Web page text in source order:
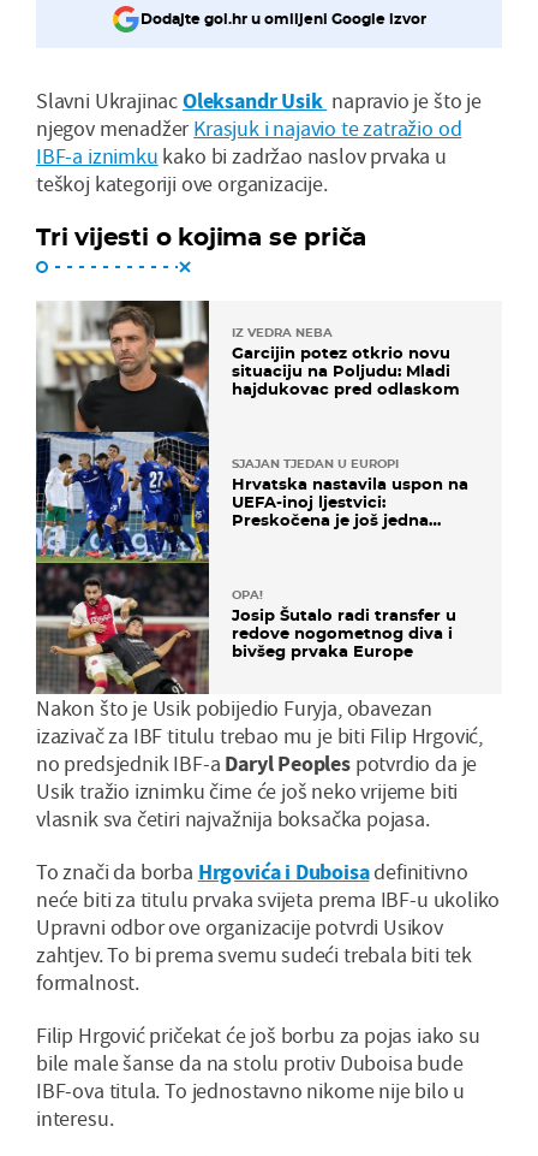
Dodajte gol.hr u omiljeni Google izvor
Slavni UkrajinacOleksandr Usik napravio je što je
njegov menadžerKrasjuk i najavio te zatražio od
IBF-a iznimku kako bi zadržao naslov prvaka u
teškoj kategoriji ove organizacije.
Tri vijesti o kojima se priča
IZ VEDRA NEBA
Garcijin potez otkrio novu
situaciju na Poljudu: Mladi
hajdukovac pred odlaskom
SJAJAN TJEDAN U EUROPI
Hrvatska nastavila uspon na
UEFA-inoj ljestvici:
Preskočena je još jedna
OPA!
Josip Šutalo radi transfer u
redove nogometnog diva i
bivšeg prvaka Europe
Nakon što je Usik pobijedio Furyja, obavezan
izazivač za IBF titulu trebao mu je biti Filip Hrgović,
no predsjednik IBF-a Daryl Peoples potvrdio da je
Usik tražio iznimku čime će još neko vrijeme biti
vlasnik sva četiri najvažnija boksačka pojasa.
To znači da borba Hrgovića i Duboisadefinitivno
neće biti za titulu prvaka svijeta prema IBF-u ukoliko
Upravni odbor ove organizacije potvrdi Usikov
zahtjev. To bi prema svemu sudeći trebala biti tek
formalnost.
Filip Hrgović pričekat će još borbu za pojas iako su
bile male šanse da na stolu protiv Duboisa bude
IBF-ova titula. To jednostavno nikome nije bilo u
interesu.